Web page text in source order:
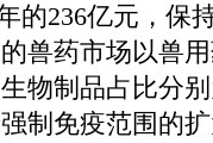
的236亿元，保
兽药市场以兽
物制品占比分
制免疫范围的